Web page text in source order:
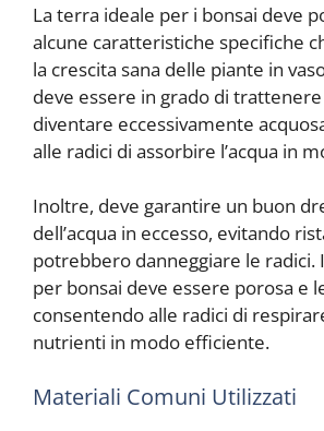
La terra ideale per i bonsai deve
alcune caratteristiche specifiche
la crescita sana delle piante in
deve essere in grado di trattenere
diventare eccessivamente
alle radici di assorbire l’acqua in
Inoltre, deve garantire un buon
dell’acqua in eccesso, evitando
potrebbero danneggiare le radici.
per bonsai deve essere porosa e
consentendo alle radici di
nutrienti in modo efficiente.
Materiali Comuni Utilizzati